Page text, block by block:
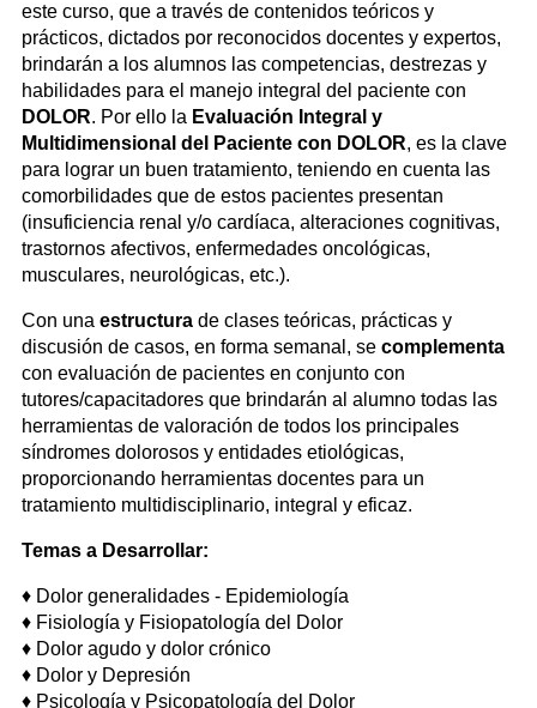
este curso, que a través de contenidos teóricos y
prácticos, dictados por reconocidos docentes y expertos,
brindarán a los alumnos las competencias, destrezas y
habilidades para el manejo integral del paciente con
DOLOR. Por ello la Evaluación Integral y
Multidimensional del Paciente con DOLOR, es la clave
para lograr un buen tratamiento, teniendo en cuenta las
comorbilidades que de estos pacientes presentan
(insuficiencia renal y/o cardíaca, alteraciones cognitivas,
trastornos afectivos, enfermedades oncológicas,
musculares, neurológicas, etc.).
Con una estructura de clases teóricas, prácticas y
discusión de casos, en forma semanal, se complementa
con evaluación de pacientes en conjunto con
tutores/capacitadores que brindarán al alumno todas las
herramientas de valoración de todos los principales
síndromes dolorosos y entidades etiológicas,
proporcionando herramientas docentes para un
tratamiento multidisciplinario, integral y eficaz.
Temas a Desarrollar:
♦ Dolor generalidades - Epidemiología
♦ Fisiología y Fisiopatología del Dolor
♦ Dolor agudo y dolor crónico
♦ Dolor y Depresión
♦ Psicología y Psicopatología del Dolor